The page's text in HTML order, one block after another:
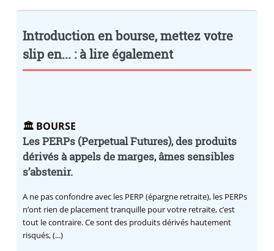
Introduction en bourse, mettez votre
slip en... : à lire également
🏛️ BOURSE
Les PERPs (Perpetual Futures), des produits
dérivés à appels de marges, âmes sensibles
s’abstenir.
A ne pas confondre avec les PERP (épargne retraite), les PERPs
n’ont rien de placement tranquille pour votre retraite, c’est
tout le contraire. Ce sont des produits dérivés hautement
risqués, (...)